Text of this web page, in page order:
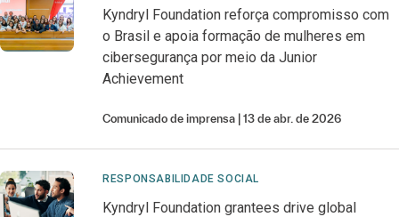
Kyndryl Foundation reforça compromisso com
o Brasil e apoia formação de mulheres em
cibersegurança por meio da Junior
Achievement
Comunicado de imprensa 13 de abr. de 2026
RESPONSABILIDADE SOCIAL
Kyndryl Foundation grantees drive global